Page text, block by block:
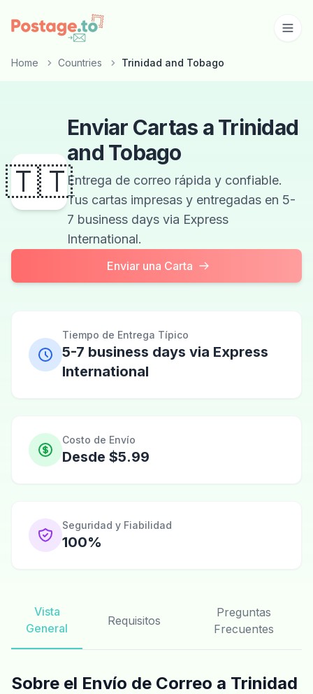
Skip to main content
Home Countries Trinidad and Tobago
🇹🇹
Enviar Cartas a Trinidad
and Tobago
Entrega de correo rápida y confiable.
Tus cartas impresas y entregadas en 5-
7 business days via Express
International.
Enviar una Carta
Tiempo de Entrega Típico
5-7 business days via Express
International
Costo de Envío
Desde $5.99
Seguridad y Fiabilidad
100%
Vista
General
Requisitos
Preguntas
Frecuentes
Sobre el Envío de Correo a Trinidad